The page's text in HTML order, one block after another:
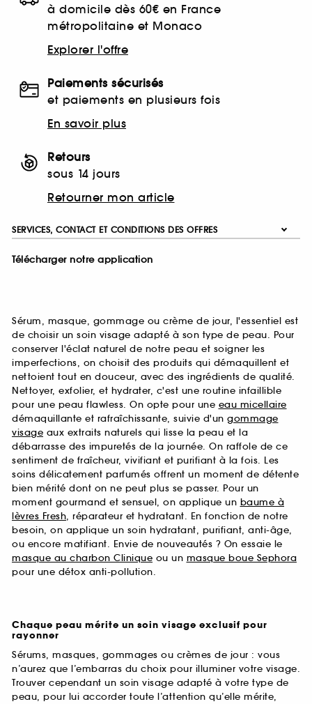
à domicile dès 60€ en France
métropolitaine et Monaco
Explorer l'offre
Paiements sécurisés
et paiements en plusieurs fois
En savoir plus
Retours
sous 14 jours
Retourner mon article
SERVICES, CONTACT ET CONDITIONS DES OFFRES
Télécharger notre application
Sérum, masque, gommage ou crème de jour, l'essentiel est
de choisir un soin visage adapté à son type de peau. Pour
conserver l'éclat naturel de notre peau et soigner les
imperfections, on choisit des produits qui démaquillent et
nettoient tout en douceur, avec des ingrédients de qualité.
Nettoyer, exfolier, et hydrater, c'est une routine infaillible
pour une peau flawless. On opte pour une eau micellaire
démaquillante et rafraîchissante, suivie d'un gommage
visage aux extraits naturels qui lisse la peau et la
débarrasse des impuretés de la journée. On raffole de ce
sentiment de fraîcheur, vivifiant et purifiant à la fois. Les
soins délicatement parfumés offrent un moment de détente
bien mérité dont on ne peut plus se passer. Pour un
moment gourmand et sensuel, on applique un baume à
lèvres Fresh, réparateur et hydratant. En fonction de notre
besoin, on applique un soin hydratant, purifiant, anti-âge,
ou encore matifiant. Envie de nouveautés ? On essaie le
masque au charbon Clinique ou un masque boue Sephora
pour une détox anti-pollution.
Chaque peau mérite un soin visage exclusif pour
rayonner
Sérums, masques, gommages ou crèmes de jour : vous
n’aurez que l’embarras du choix pour illuminer votre visage.
Trouver cependant un soin visage adapté à votre type de
peau, pour lui accorder toute l’attention qu’elle mérite,